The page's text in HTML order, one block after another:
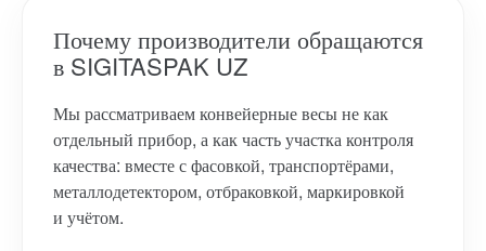
Почему производители обращаются
в SIGITASPAK UZ
Мы рассматриваем конвейерные весы не как
отдельный прибор, а как часть участка контроля
качества: вместе с фасовкой, транспортёрами,
металлодетектором, отбраковкой, маркировкой
и учётом.